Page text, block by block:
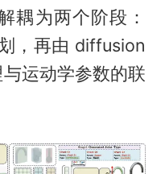
耦为两个阶段：
，再由 diffusion
运动学参数的联